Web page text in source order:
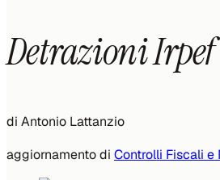
Detrazioni Irpef
di Antonio Lattanzio
aggiornamento di Controlli Fiscali